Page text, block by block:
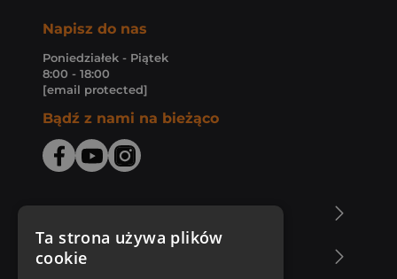
Napisz do nas
Poniedziałek - Piątek
8:00 - 18:00
[email protected]
Bądź z nami na bieżąco
Zakupy u nas
Ta strona używa plików
cookie